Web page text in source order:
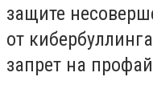
защите
от
запрет на